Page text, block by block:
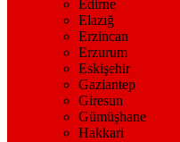
Edirne
Elazığ
Erzincan
Erzurum
Eskişehir
Gaziantep
Giresun
Gümüşhane
Hakkari